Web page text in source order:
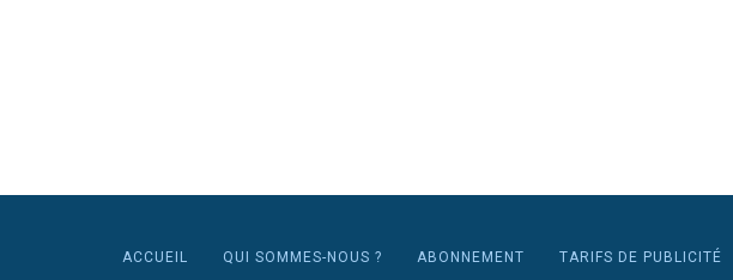
ACCUEIL QUI SOMMES-NOUS ? ABONNEMENT TARIFS DE PUBLICITÉ